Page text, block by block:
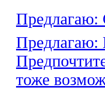
Предлагаю:
Предлагаю:
тоже